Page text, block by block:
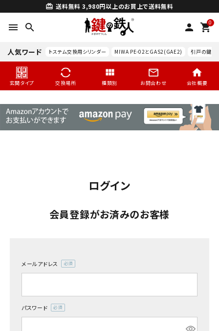
card_giftcard 送料無料 3,980円以上のお買上で送料無料
menu search person 0
shopping_cart
人気ワード トステム交換用シリンダー MIWA PE-02とGAS2(GAE2) 引戸の鍵交
玄関タイプ 交換場所 種類別 お問合わせ 会社概要
search
ドアノブの交換
レバーハンドルのみ交換
ログイン
会員登録がお済みのお客様
メールアドレス
(必
パスワード
(必